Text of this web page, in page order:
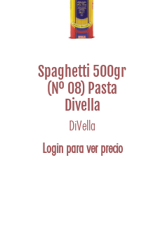
Spaghetti 500gr
(Nº 08) Pasta
Divella
DiVella
Login para ver precio